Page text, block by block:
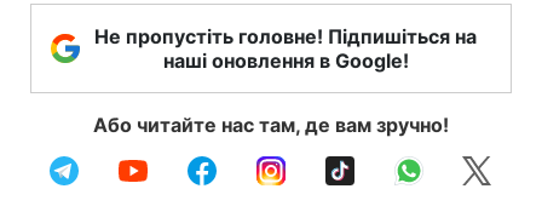
Не пропустіть головне! Підпишіться на
наші оновлення в Google!
Або читайте нас там, де вам зручно!